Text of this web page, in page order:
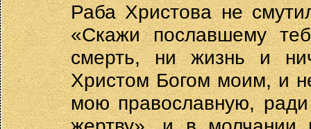
Раба Христова не
«Скажи пославшему
смерть, ни жизнь и
Христом Богом моим, и
мою православную, ради